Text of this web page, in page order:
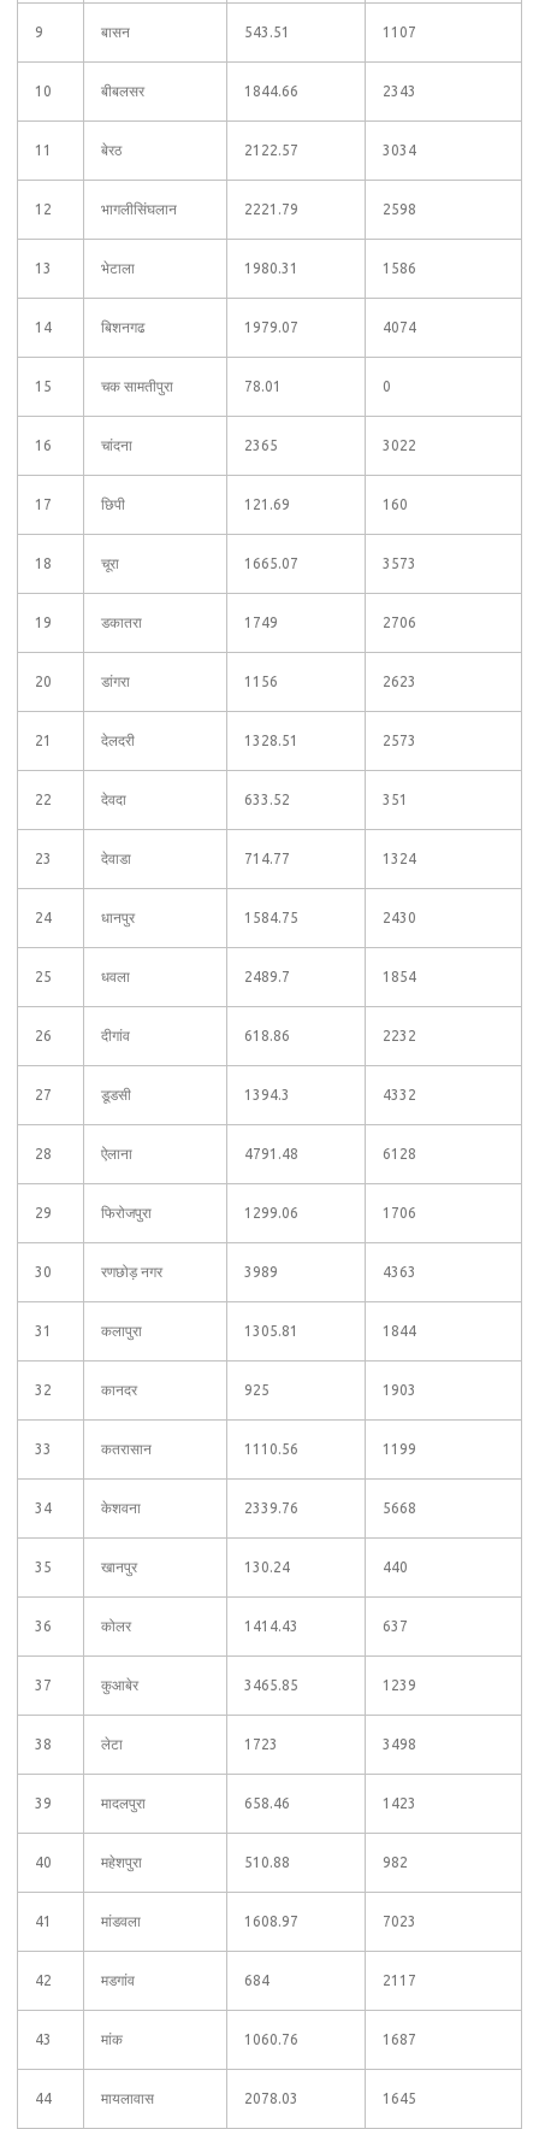
9 बासन 543.51 1107
10 बीबलसर 1844.66 2343
11 बेरठ 2122.57 3034
12 भागलीसिंघलान 2221.79 2598
13 भेटाला 1980.31 1586
14 बिशनगढ 1979.07 4074
15 चक सामतीपुरा 78.01 0
16 चांदना 2365 3022
17 छिपी 121.69 160
18 चूरा 1665.07 3573
19 डकातरा 1749 2706
20 डांगरा 1156 2623
21 देलदरी 1328.51 2573
22 देवदा 633.52 351
23 देवाडा 714.77 1324
24 धानपुर 1584.75 2430
25 धवला 2489.7 1854
26 दीगांव 618.86 2232
27 डूडसी 1394.3 4332
28 ऐलाना 4791.48 6128
29 फिरोजपुरा 1299.06 1706
30 रणछोड़ नगर 3989 4363
31 कलापुरा 1305.81 1844
32 कानदर 925 1903
33 कतरासान 1110.56 1199
34 केशवना 2339.76 5668
35 खानपुर 130.24 440
36 कोलर 1414.43 637
37 कुआबेर 3465.85 1239
38 लेटा 1723 3498
39 मादलपुरा 658.46 1423
40 महेशपुरा 510.88 982
41 मांडवला 1608.97 7023
42 मडगांव 684 2117
43 मांक 1060.76 1687
44 मायलावास 2078.03 1645